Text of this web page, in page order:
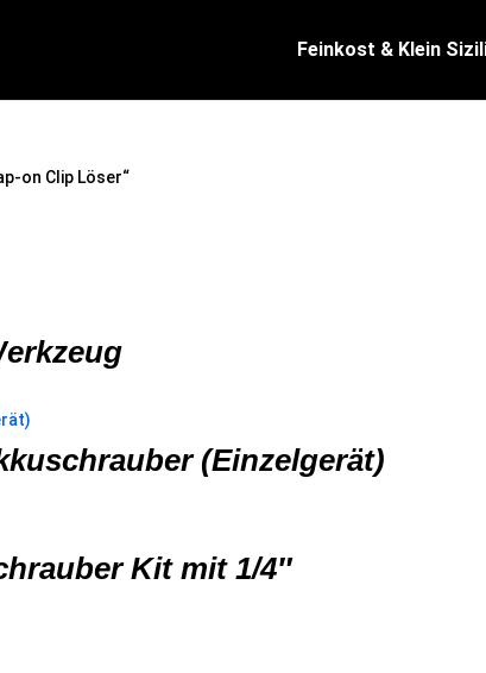
Feinkost & Klein
on Clip Löser“
(Einzelgerät)
Kit mit 1/4″